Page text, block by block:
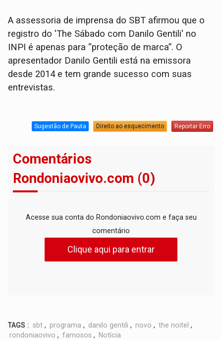
A assessoria de imprensa do SBT afirmou que o
registro do 'The Sábado com Danilo Gentili' no
INPI é apenas para “proteção de marca”. O
apresentador Danilo Gentili está na emissora
desde 2014 e tem grande sucesso com suas
entrevistas.
Sugestão de Pauta Direito ao esquecimento Reportar Erro
Comentários
Rondoniaovivo.com (0)
Acesse sua conta do Rondoniaovivo.com e faça seu
comentário
Clique aqui para entrar
TAGS : sbt , programa , danilo gentili , novo , the noitel ,
rondoniaovivo , famosos , Notícia